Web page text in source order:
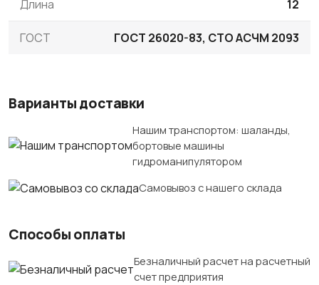
Длина 12
ГОСТ ГОСТ 26020-83, СТО АСЧМ 2093
Варианты доставки
Нашим транспортом: шаланды,
бортовые машины
гидроманипулятором
Самовывоз с нашего склада
Способы оплаты
Безналичный расчет на расчетный
счет предприятия